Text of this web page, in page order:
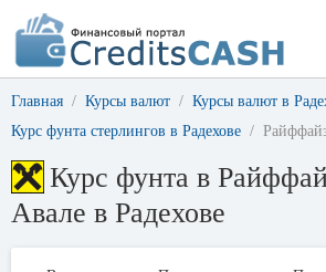
Главная Курсы валют
Курсы валют в
Курс фунта стерлингов в Радехове
Курс фунта в
Авале в Радехове